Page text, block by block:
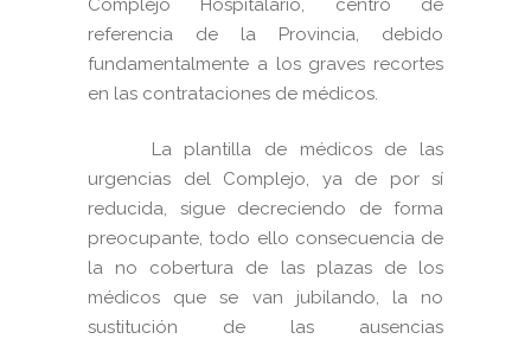
Complejo Hospitalario, centro de
referencia de la Provincia, debido
fundamentalmente a los graves recortes
en las contrataciones de médicos.
La plantilla de médicos de las
urgencias del Complejo, ya de por sí
reducida, sigue decreciendo de forma
preocupante, todo ello consecuencia de
la no cobertura de las plazas de los
médicos que se van jubilando, la no
sustitución de las ausencias